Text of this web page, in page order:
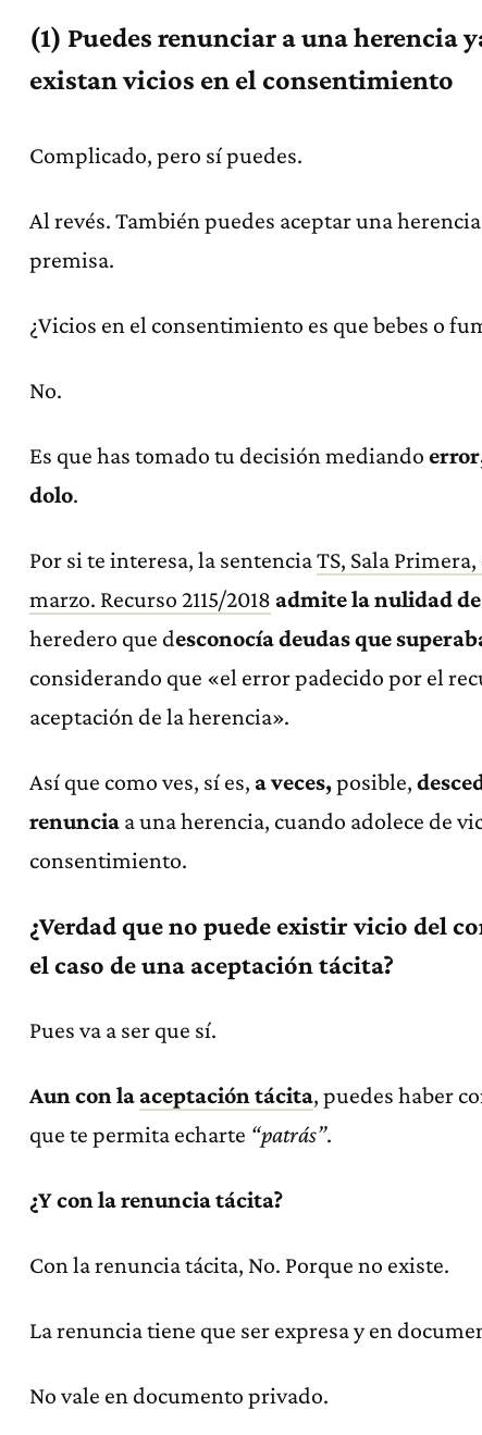
(1) Puedes renunciar a una herencia
existan vicios en el consentimiento
Complicado, pero sí puedes.
Al revés. También puedes aceptar una
premisa.
¿Vicios en el consentimiento es que bebes o
No.
Es que has tomado tu decisión mediando
dolo.
Por si te interesa, la sentenciaTS, Sala
marzo. Recurso 2115/2018 admite la nulidad
heredero que desconocía deudas que
considerando que «el error padecido por el
aceptación de la herencia».
Así que como ves, sí es, a veces,posible,
renuncia a una herencia, cuando adolece de
consentimiento.
¿Verdad que no puede existir vicio del
el caso de una aceptación tácita?
Pues va a ser que sí.
Aun con laaceptación tácita, puedes haber
que te permita echarte “patrás”.
¿Y con la renuncia tácita?
Con la renuncia tácita, No. Porque no existe.
La renuncia tiene que ser expresa y en
No vale en documento privado.